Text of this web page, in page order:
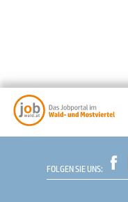
FOLGEN SIE UNS: